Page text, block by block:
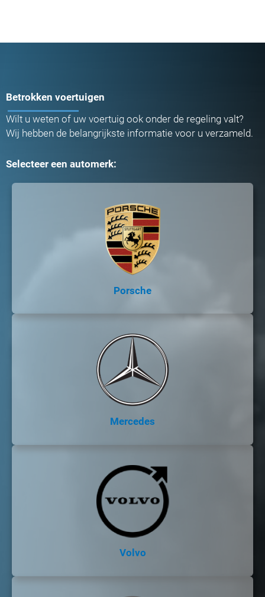
Betrokken voertuigen
Wilt u weten of uw voertuig ook onder de regeling valt?
Wij hebben de belangrijkste informatie voor u verzameld.
Selecteer een automerk:
Porsche
Mercedes
Volvo